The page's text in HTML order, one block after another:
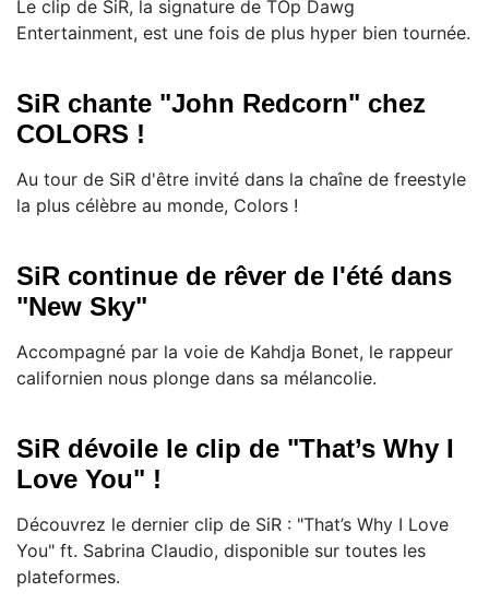
Le clip de SiR, la signature de TOp Dawg
Entertainment, est une fois de plus hyper bien tournée.
SiR chante "John Redcorn" chez
COLORS !
Au tour de SiR d'être invité dans la chaîne de freestyle
la plus célèbre au monde, Colors !
SiR continue de rêver de l'été dans
"New Sky"
Accompagné par la voie de Kahdja Bonet, le rappeur
californien nous plonge dans sa mélancolie.
SiR dévoile le clip de "That’s Why I
Love You" !
Découvrez le dernier clip de SiR : "That’s Why I Love
You" ft. Sabrina Claudio, disponible sur toutes les
plateformes.